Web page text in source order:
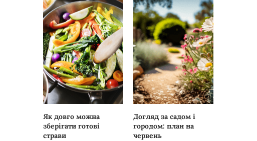
Як довго можна
зберігати готові
страви
Догляд за садом і
городом: план на
червень